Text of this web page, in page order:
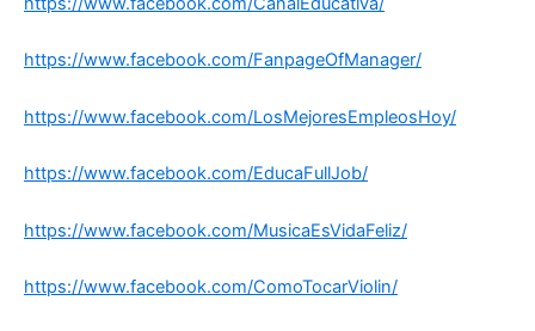
https://www.facebook.com/FanpageOfManager/
https://www.facebook.com/LosMejoresEmpleosHoy/
https://www.facebook.com/EducaFullJob/
https://www.facebook.com/MusicaEsVidaFeliz/
https://www.facebook.com/ComoTocarViolin/